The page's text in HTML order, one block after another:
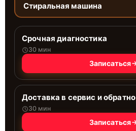
Стиральная машина
Срочная диагностика
30 мин
Записаться
Доставка в сервис и обратно
30 мин
Записаться